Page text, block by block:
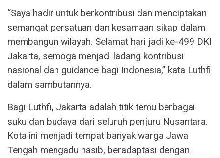
“Saya hadir untuk berkontribusi dan menciptakan
semangat persatuan dan kesamaan sikap dalam
membangun wilayah. Selamat hari jadi ke-499 DKI
Jakarta, semoga menjadi ladang kontribusi
nasional dan guidance bagi Indonesia,” kata Luthfi
dalam sambutannya.
Bagi Luthfi, Jakarta adalah titik temu berbagai
suku dan budaya dari seluruh penjuru Nusantara.
Kota ini menjadi tempat banyak warga Jawa
Tengah mengadu nasib, beradaptasi dengan